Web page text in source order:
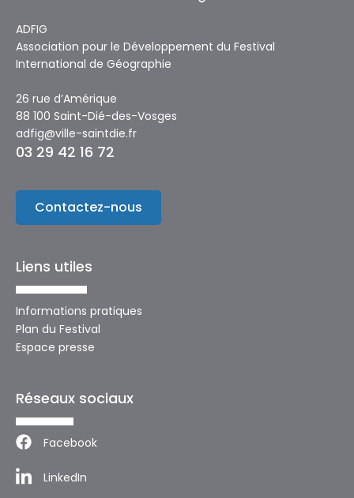
ADFIG
Association pour le Développement du Festival
International de Géographie
26 rue d’Amérique
88 100 Saint-Dié-des-Vosges
adfig@ville-saintdie.fr
03 29 42 16 72
Contactez-nous
Liens utiles
Informations pratiques
Plan du Festival
Espace presse
Réseaux sociaux
Facebook
LinkedIn